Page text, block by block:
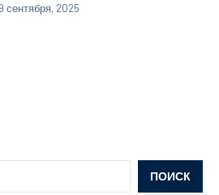
сентября, 2025
ПОИСК